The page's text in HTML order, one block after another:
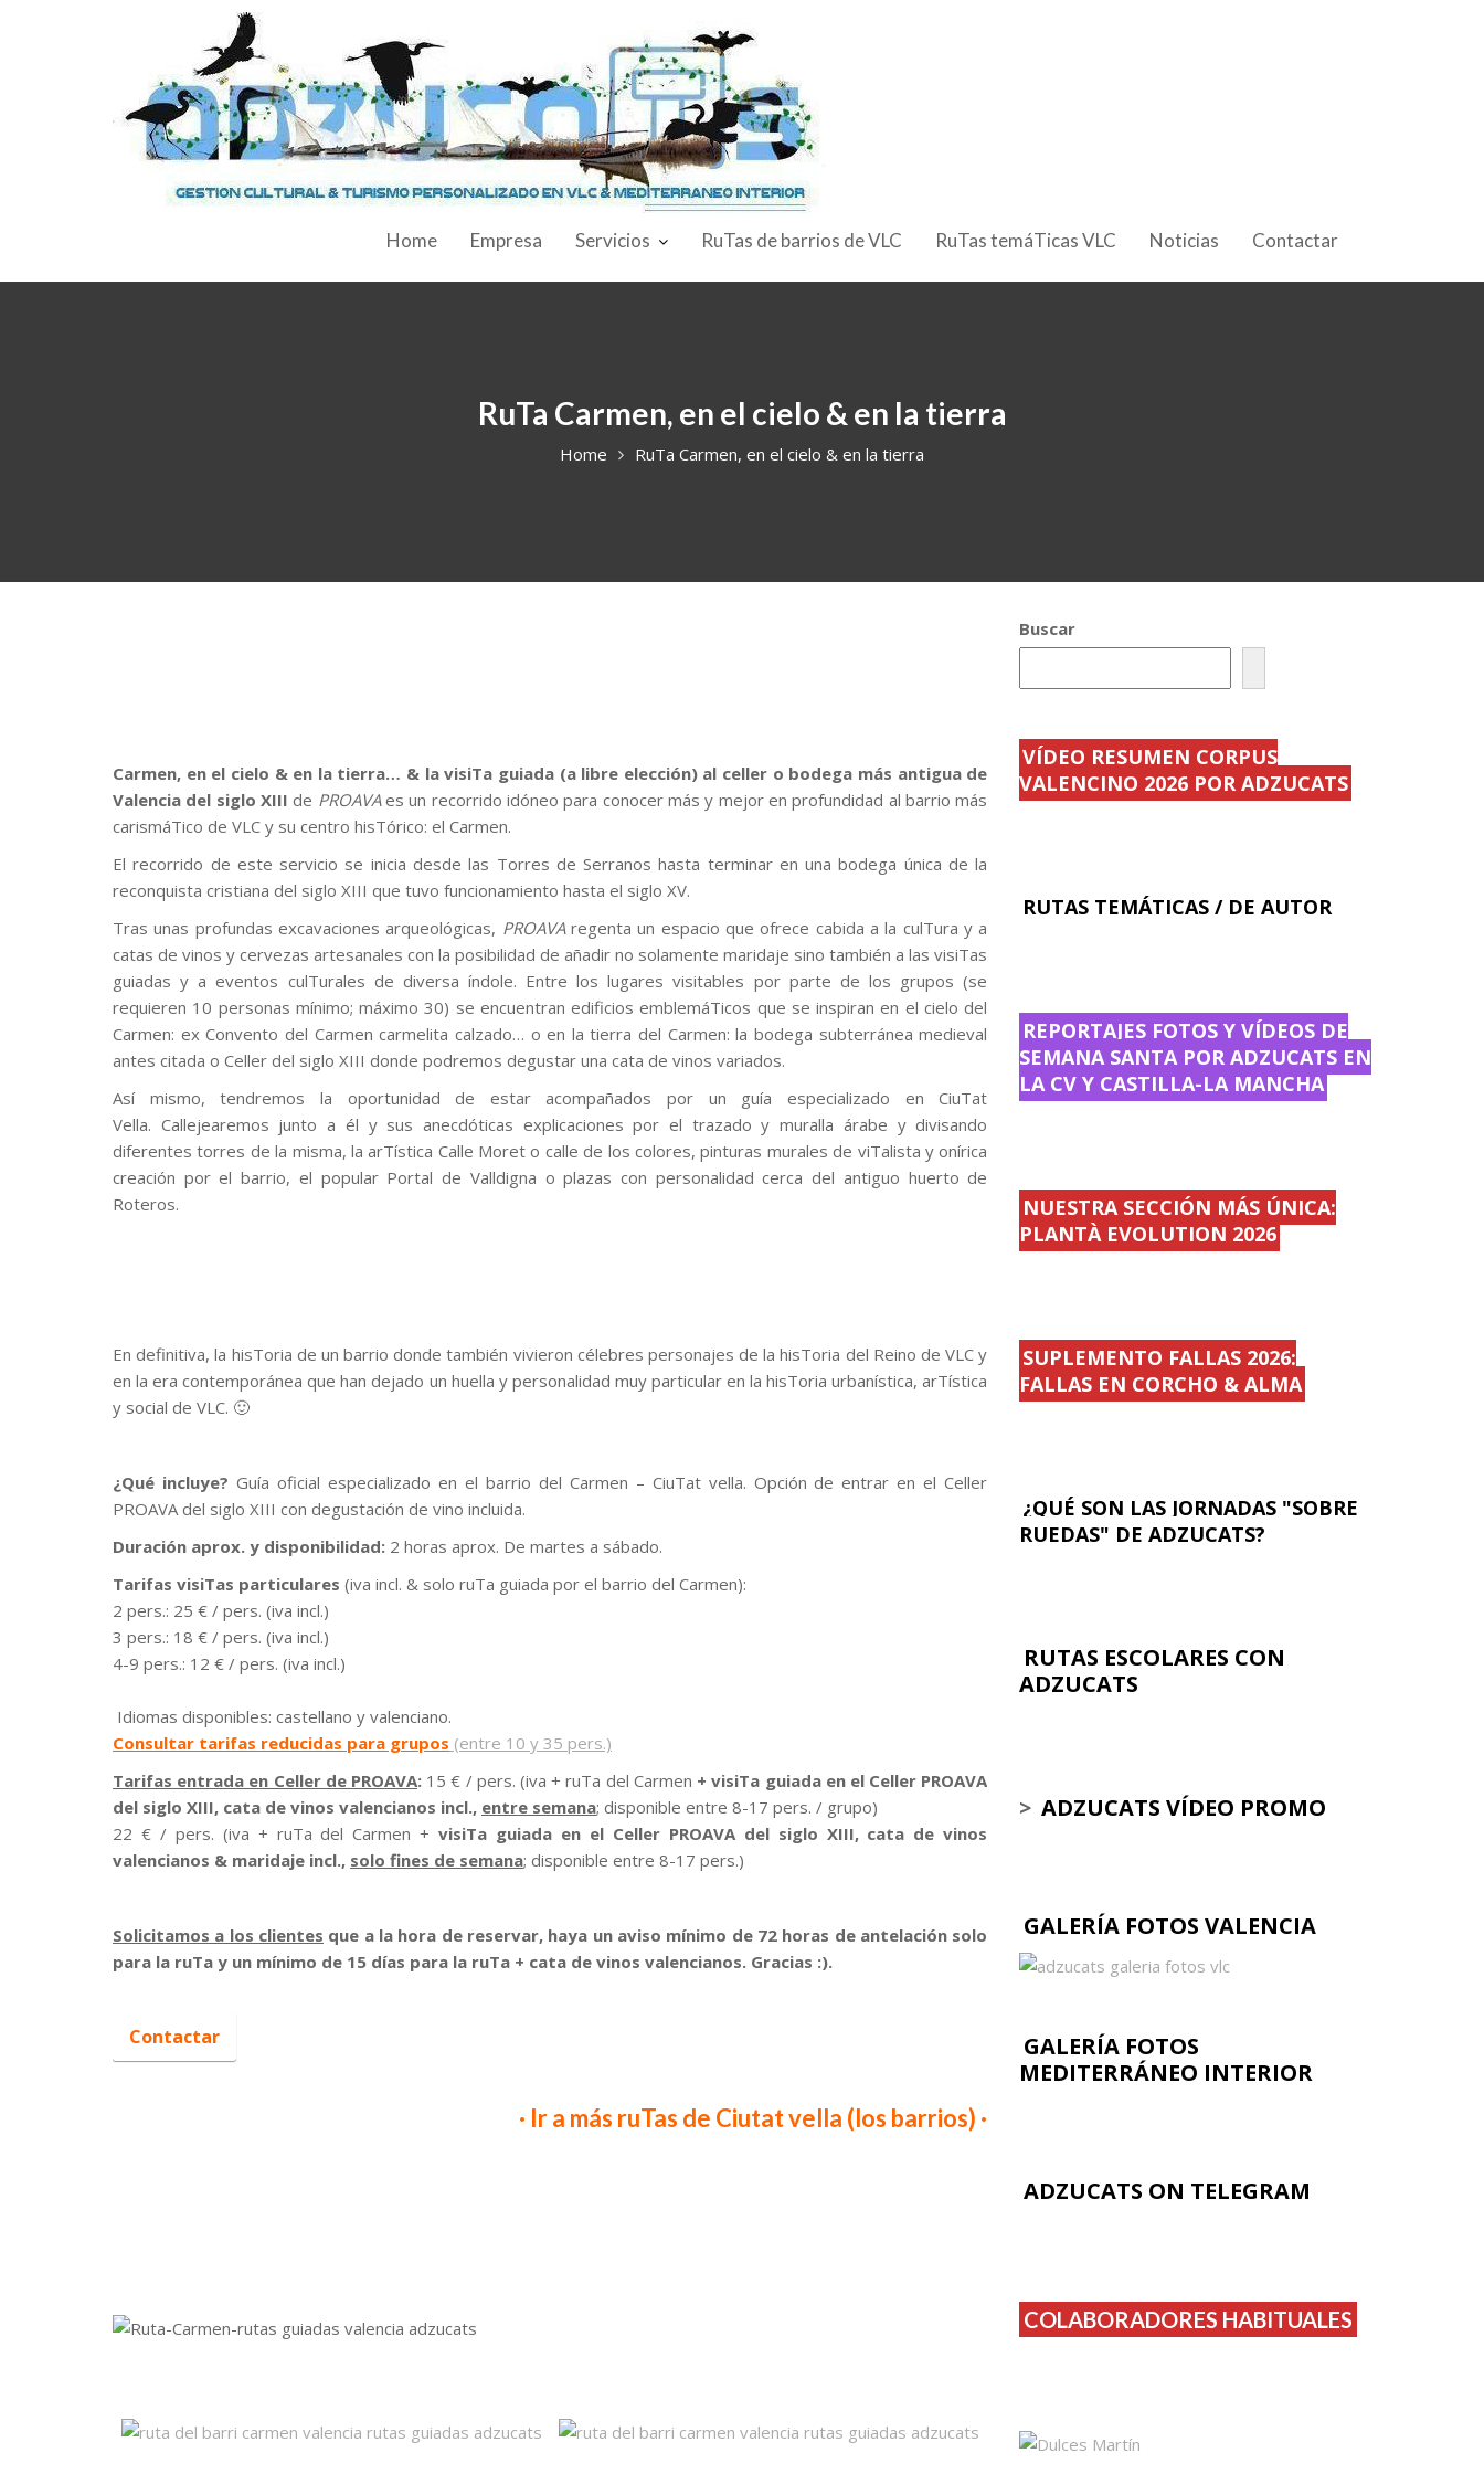
Home Empresa Servicios RuTas de barrios de VLC RuTas temáTicas VLC Noticias Contactar
RuTa Carmen, en el cielo & en la tierra
Home RuTa Carmen, en el cielo & en la tierra
Carmen, en el cielo & en la tierra… & la visiTa guiada (a libre elección) al celler o bodega más antigua de
Valencia del siglo XIII de PROAVAes un recorrido idóneo para conocer más y mejor en profundidad al barrio más
carismáTico de VLC y su centro hisTórico: el Carmen.
El recorrido de este servicio se inicia desde las Torres de Serranos hasta terminar en una bodega única de la
reconquista cristiana del siglo XIII que tuvo funcionamiento hasta el siglo XV.
Tras unas profundas excavaciones arqueológicas, PROAVAregenta un espacio que ofrece cabida a la culTura y a
catas de vinos y cervezas artesanales con la posibilidad de añadir no solamente maridaje sino también a las visiTas
guiadas y a eventos culTurales de diversa índole. Entre los lugares visitables por parte de los grupos (se
requieren 10 personas mínimo; máximo 30) se encuentran edificios emblemáTicos que se inspiran en el cielo del
Carmen: ex Convento del Carmen carmelita calzado… o en la tierra del Carmen: la bodega subterránea medieval
antes citada o Celler del siglo XIII donde podremos degustar una cata de vinos variados.
Así mismo, tendremos la oportunidad de estar acompañados por un guía especializado en CiuTat
Vella. Callejearemos junto a él y sus anecdóticas explicaciones por el trazado y muralla árabe y divisando
diferentes torres de la misma, la arTística Calle Moret o calle de los colores, pinturas murales de viTalista y onírica
creación por el barrio, el popular Portal de Valldigna o plazas con personalidad cerca del antiguo huerto de
Roteros.
En definitiva, la hisToria de un barrio donde también vivieron célebres personajes de la hisToria del Reino de VLC y
en la era contemporánea que han dejado un huella y personalidad muy particular en la hisToria urbanística, arTística
y social de VLC. 🙂
¿Qué incluye? Guía oficial especializado en el barrio del Carmen – CiuTat vella. Opción de entrar en el Celler
PROAVA del siglo XIII con degustación de vino incluida.
Duración aprox. y disponibilidad: 2 horas aprox. De martes a sábado.
Tarifas visiTas particulares (iva incl. & solo ruTa guiada por el barrio del Carmen):
2 pers.: 25 € / pers. (iva incl.)
3 pers.: 18 € / pers. (iva incl.)
4-9 pers.: 12 € / pers. (iva incl.)
Idiomas disponibles: castellano y valenciano.
Consultar tarifas reducidas para grupos (entre 10 y 35 pers.)
Tarifas entrada en Celler de PROAVA: 15 € / pers. (iva + ruTa del Carmen + visiTa guiada en el Celler PROAVA
del siglo XIII, cata de vinos valencianos incl., entre semana; disponible entre 8-17 pers. / grupo)
22 € / pers. (iva + ruTa del Carmen + visiTa guiada en el Celler PROAVA del siglo XIII, cata de vinos
valencianos & maridaje incl., solo fines de semana; disponible entre 8-17 pers.)
Solicitamos a los clientes que a la hora de reservar, haya un aviso mínimo de 72 horas de antelación solo
para la ruTa y un mínimo de 15 días para la ruTa + cata de vinos valencianos. Gracias :).
Contactar
· Ir a más ruTas de Ciutat vella (los barrios) ·
Buscar
VÍDEO RESUMEN CORPUS
VALENCINO 2026 POR ADZUCATS
RUTAS TEMÁTICAS / DE AUTOR
REPORTAJES FOTOS Y VÍDEOS DE
SEMANA SANTA POR ADZUCATS EN
LA CV Y CASTILLA-LA MANCHA
NUESTRA SECCIÓN MÁS ÚNICA:
PLANTÀ EVOLUTION 2026
SUPLEMENTO FALLAS 2026:
FALLAS EN CORCHO & ALMA
¿QUÉ SON LAS JORNADAS "SOBRE
RUEDAS" DE ADZUCATS?
RUTAS ESCOLARES CON
ADZUCATS
> ADZUCATS VÍDEO PROMO
GALERÍA FOTOS VALENCIA
GALERÍA FOTOS
MEDITERRÁNEO INTERIOR
ADZUCATS ON TELEGRAM
COLABORADORES HABITUALES